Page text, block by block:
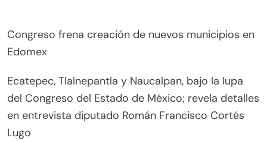
Congreso frena creación de nuevos municipios en
Edomex
Ecatepec, Tlalnepantla y Naucalpan, bajo la lupa
del Congreso del Estado de México; revela detalles
en entrevista diputado Román Francisco Cortés
Lugo